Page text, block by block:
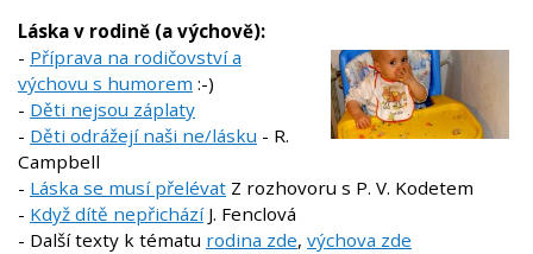
Láska v rodině (a výchově):
- Příprava na rodičovství a
výchovu s humorem :-)
- Děti nejsou záplaty
- Děti odrážejí naši ne/lásku - R.
Campbell
- Láska se musí přelévat Z rozhovoru s P. V. Kodetem
- Když dítě nepřicházíJ. Fenclová
- Další texty k tématu rodina zde, výchova zde